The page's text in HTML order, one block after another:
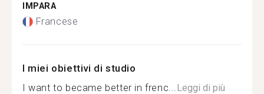
IMPARA
Francese
I miei obiettivi di studio
I want to became better in frenc...Leggi di più